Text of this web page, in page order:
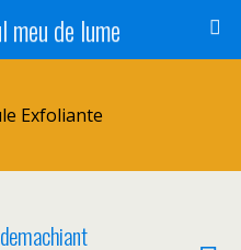
de lume
Exfoliante